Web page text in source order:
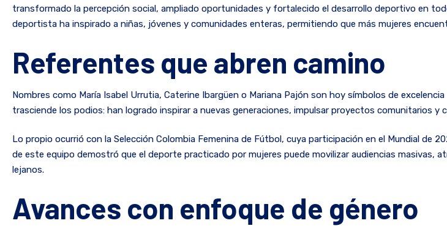
transformado la percepción social, ampliado oportunidades y fortalecido el desarrollo deportivo en
deportista ha inspirado a niñas, jóvenes y comunidades enteras, permitiendo que más mujeres
Referentes que abren camino
Nombres como María Isabel Urrutia, Caterine Ibargüen o Mariana Pajón son hoy símbolos de
trasciende los podios: han logrado inspirar a nuevas generaciones, impulsar proyectos comunitarios
Lo propio ocurrió con la Selección Colombia Femenina de Fútbol, cuya participación en el Mundial de
de este equipo demostró que el deporte practicado por mujeres puede movilizar audiencias masivas,
lejanos.
Avances con enfoque de género